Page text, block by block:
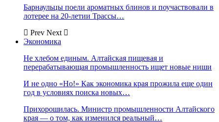
Барнаульцы поели ароматных блинов и поучаствовали в
лотерее на 20-летии Трассы…
Prev Next
Экономика
Не хлебом единым. Алтайская пищевая и
перерабатывающая промышленность ищет новые ниши
И не одно «Но!» Как экономика края прожила еще один
год в условиях поиска новых…
Прихорошилась. Министр промышленности Алтайского
края — о том, как изменился реальный…